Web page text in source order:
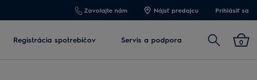
Zavolajte nám Nájsť predajcu Prihlásiť sa
Registrácia spotrebičov Servis a podpora Vyhľadať0